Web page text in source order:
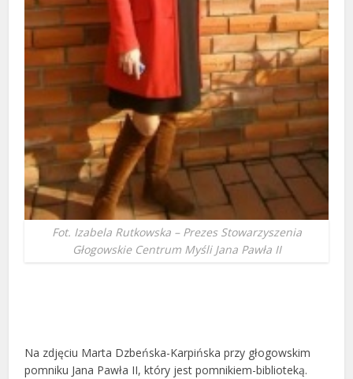
Fot. Izabela Rutkowska – Prezes Stowarzyszenia
Głogowskie Centrum Myśli Jana Pawła II
Na zdjęciu Marta Dzbeńska-Karpińska przy głogowskim
pomniku Jana Pawła II, który jest pomnikiem-biblioteką.